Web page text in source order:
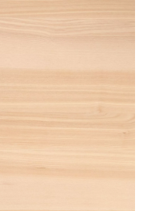
Configurer